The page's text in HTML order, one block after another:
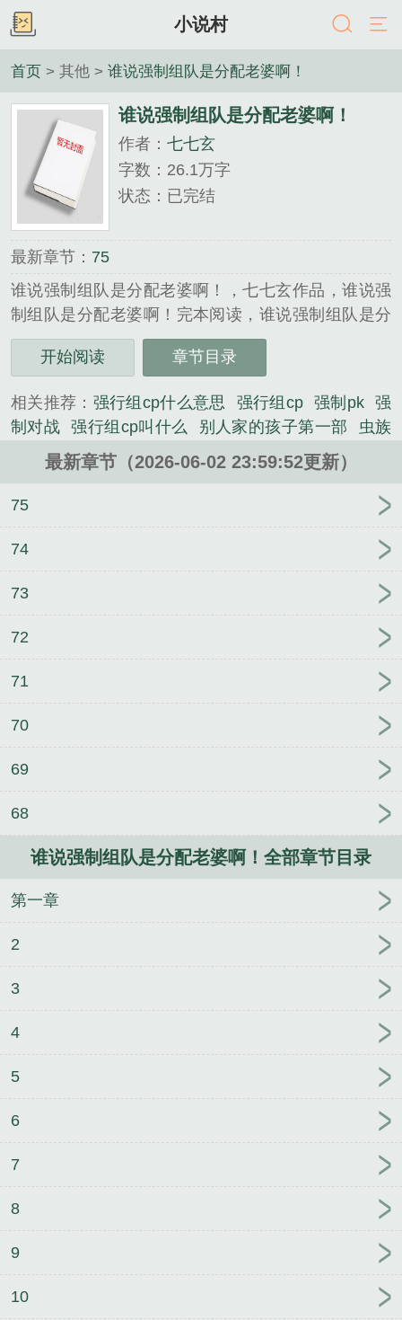
小说村
首页 > 其他 > 谁说强制组队是分配老婆啊！
谁说强制组队是分配老婆啊！
作者： 七七玄
字数：26.1万字
状态：已完结
最新章节： 75
谁说强制组队是分配老婆啊！，七七玄作品，谁说强
制组队是分配老婆啊！完本阅读，谁说强制组队是分
配老婆啊！txt下载，谁说强制组队是分配老婆啊！免
费阅读，谁说强制组队是分配老婆啊！无弹窗，...
的其他类小说。
开始阅读 章节目录
相关推荐： 强行组cp什么意思 强行组cp 强制pk
强
制对战
强行组cp叫什么 别人家的孩子第一部
虫族
为什么全世界都爱我 赵峰雯雯刘波笔趣阁 伍申许玮
小说笔趣阁
我成了父亲与妻子的月老 同频共振
与异性合租的那些年
王
颖
如
给你的108封信
让
最新章节（2026-06-02 23:59:52更新）
75
74
73
72
71
70
69
68
谁说强制组队是分配老婆啊！全部章节目录
第一章
2
3
4
5
6
7
8
9
10